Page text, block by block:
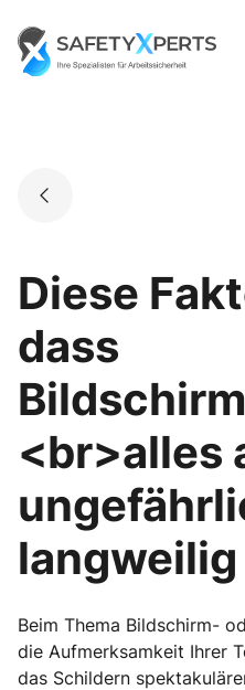
content
Go to landing page.
Diese
dass
<br>alles
Beim Thema Bildschirm-
die Aufmerksamkeit Ihrer
das Schildern